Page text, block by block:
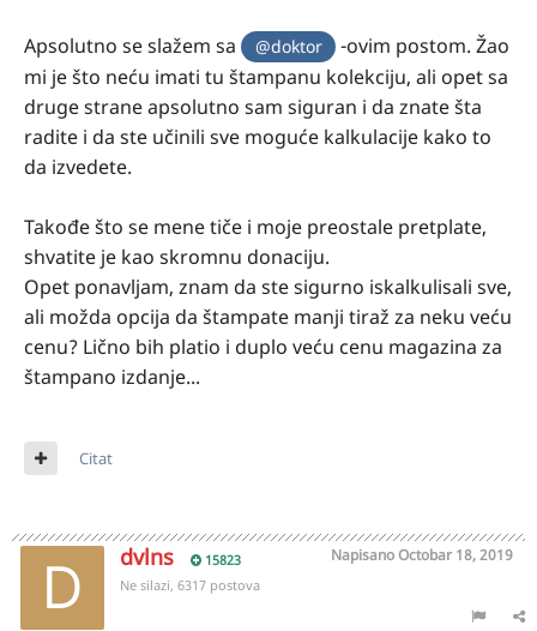
Apsolutno se slažem sa @doktor
-ovim postom. Žao
mi je što neću imati tu štampanu kolekciju, ali opet sa
druge strane apsolutno sam siguran i da znate šta
radite i da ste učinili sve moguće kalkulacije kako to
da izvedete.
Takođe što se mene tiče i moje preostale pretplate,
shvatite je kao skromnu donaciju.
Opet ponavljam, znam da ste sigurno iskalkulisali sve,
ali možda opcija da štampate manji tiraž za neku veću
cenu? Lično bih platio i duplo veću cenu magazina za
štampano izdanje...
Citat
dvlns 15823 NapisanoOctobar 18, 2019
Ne silazi, 6317 postova